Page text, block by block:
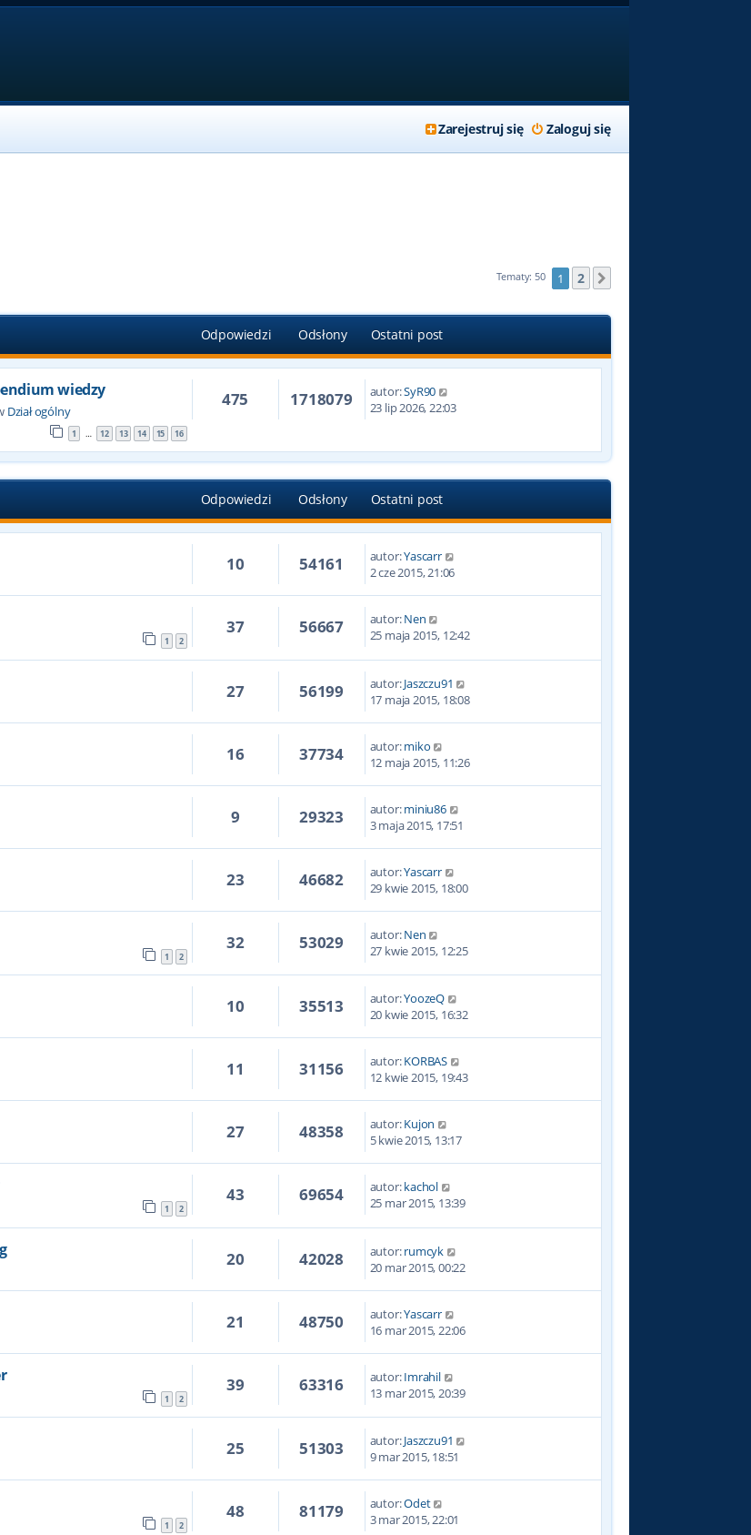
Zaloguj się
Zarejestruj się
Tematy: 50 1 2
Odpowiedzi Odsłony Ostatni post
wiedzy
Dział ogólny
1 … 12 13 14 15 16
475 1718079 autor:SyR90
23 lip 2026, 22:03
Odpowiedzi Odsłony Ostatni post
10 54161 autor:Yascarr
2 cze 2015, 21:06
1 2
37 56667 autor:Nen
25 maja 2015, 12:42
27 56199 autor:Jaszczu91
17 maja 2015, 18:08
16 37734 autor:miko
12 maja 2015, 11:26
9 29323 autor:miniu86
3 maja 2015, 17:51
23 46682 autor:Yascarr
29 kwie 2015, 18:00
1 2
32 53029 autor:Nen
27 kwie 2015, 12:25
10 35513 autor:YoozeQ
20 kwie 2015, 16:32
11 31156 autor:KORBAS
12 kwie 2015, 19:43
27 48358 autor:Kujon
5 kwie 2015, 13:17
1 2
43 69654 autor:kachol
25 mar 2015, 13:39
20 42028 autor:rumcyk
20 mar 2015, 00:22
21 48750 autor:Yascarr
16 mar 2015, 22:06
1 2
39 63316 autor:Imrahil
13 mar 2015, 20:39
25 51303 autor:Jaszczu91
9 mar 2015, 18:51
1 2
48 81179 autor:Odet
3 mar 2015, 22:01